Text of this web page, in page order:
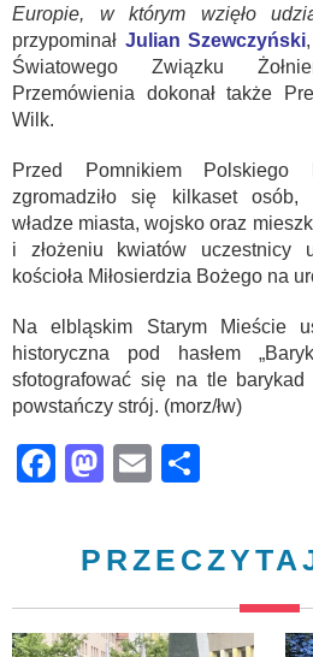
Europie, w którym wzięło
przypominał Julian Szewczyński
Światowego Związku
Przemówienia dokonał także
Wilk.
Przed Pomnikiem Polskiego
zgromadziło się kilkaset osób,
władze miasta, wojsko oraz
i złożeniu kwiatów uczestnicy
kościoła Miłosierdzia Bożego na
Na elbląskim Starym Mieście
historyczna pod hasłem
sfotografować się na tle barykad
powstańczy strój. (morz/łw)
Facebook
Mastodon
Email